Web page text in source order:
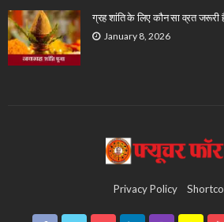
ग्रह शांति के लिए कौन सा व्रत जरूरी
January 8, 2026
Privacy Policy